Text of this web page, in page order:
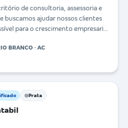
de consultoria, assessoria e
buscamos ajudar nossos clientes
para o crescimento empresarial
BRANCO · AC
Prata